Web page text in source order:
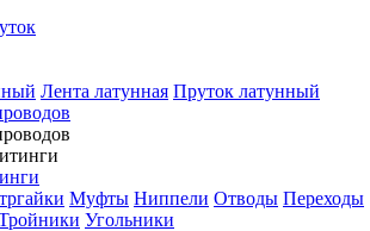
Лента латунная Пруток латунный
Муфты Ниппели Отводы Переходы
Угольники